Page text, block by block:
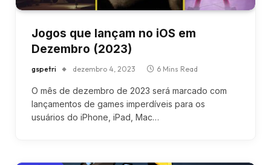
Jogos que lançam no iOS em
Dezembro (2023)
gspetri dezembro 4, 2023 6 Mins Read
O mês de dezembro de 2023 será marcado com
lançamentos de games imperdíveis para os
usuários do iPhone, iPad, Mac…